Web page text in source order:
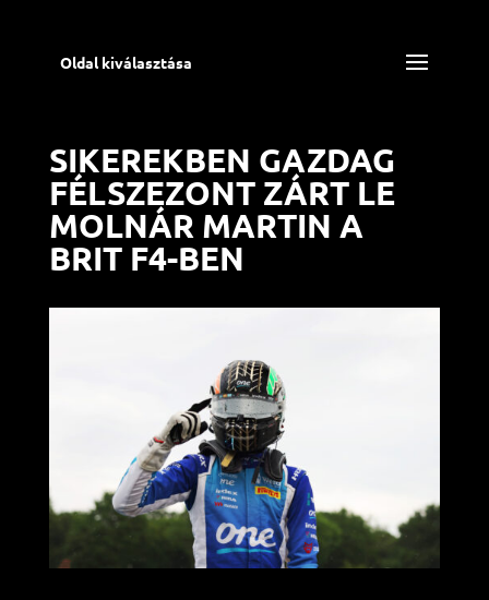
Oldal kiválasztása
SIKEREKBEN GAZDAG
FÉLSZEZONT ZÁRT LE
MOLNÁR MARTIN A
BRIT F4-BEN